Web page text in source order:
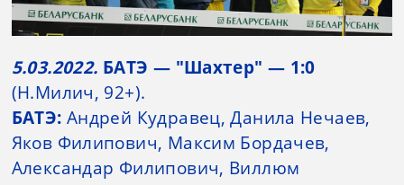
5.03.2022. БАТЭ — "Шахтер" — 1:0
(Н.Милич, 92+).
БАТЭ: Андрей Кудравец, Данила Нечаев,
Яков Филипович, Максим Бордачев,
Александар Филипович, Виллюм